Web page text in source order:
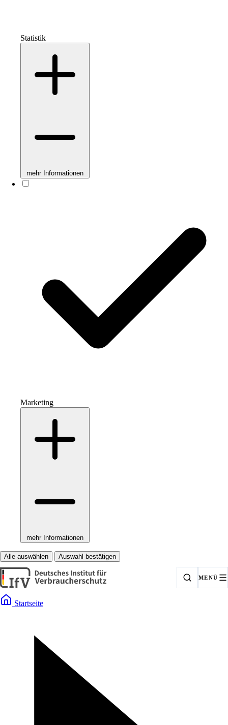
Statistik
mehr Informationen
Marketing
mehr Informationen
Alle auswählen Auswahl bestätigen
MENÜ
Startseite